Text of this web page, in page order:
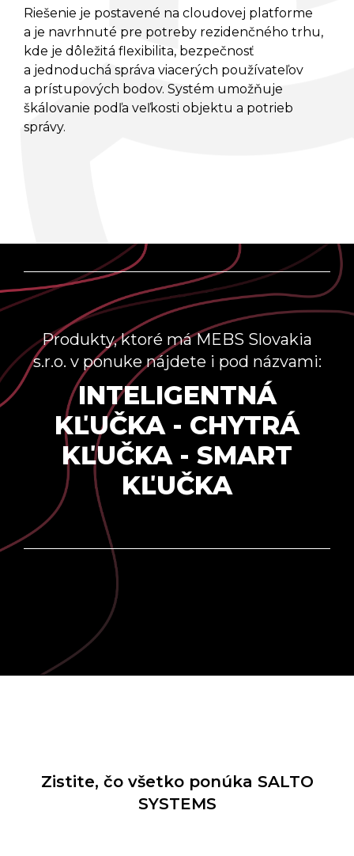
SALTO KONFIGURÁTOR
REFERENCIE
Riešenie je postavené na cloudovej platforme
a je navrhnuté pre potreby rezidenčného trhu,
kde je dôležitá flexibilita, bezpečnosť
a jednoduchá správa viacerých používateľov
a prístupových bodov. Systém umožňuje
škálovanie podľa veľkosti objektu a potrieb
správy.
Produkty, ktoré má MEBS Slovakia
s.r.o. v ponuke nájdete i pod názvami:
INTELIGENTNÁ
KĽUČKA - CHYTRÁ
KĽUČKA - SMART
KĽUČKA
Zistite, čo všetko ponúka SALTO
SYSTEMS